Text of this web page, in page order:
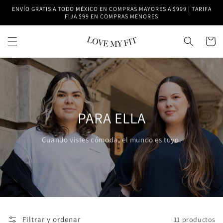
directamente
ENVÍO GRATIS A TODO MÉXICO EN COMPRAS MAYORES A $999 | TARIFA
FIJA $99 EN COMPRAS MENORES
Carrito
PARA ELLA
Cuando vistes cómoda, el mundo es tuyo.
Filtrar y ordenar 11 productos